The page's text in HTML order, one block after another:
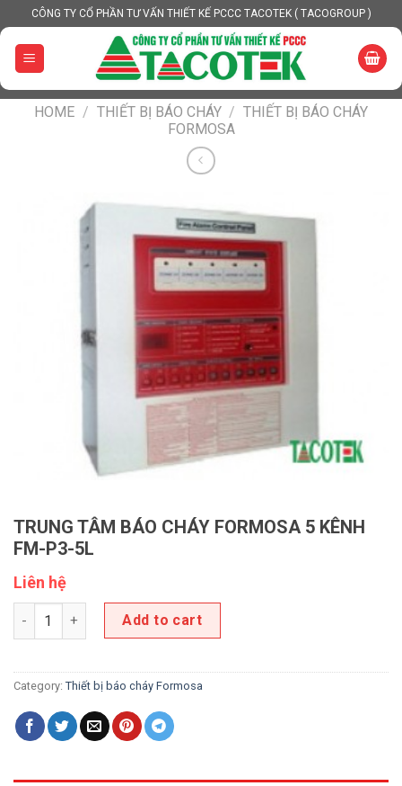
to
content
CÔNG TY CỔ PHẦN TƯ VẤN THIẾT KẾ PCCC TACOTEK ( TACOGROUP )
HOME / THIẾT BỊ BÁO CHÁY / THIẾT BỊ BÁO CHÁY
FORMOSA
TRUNG TÂM BÁO CHÁY FORMOSA 5 KÊNH
FM-P3-5L
Liên hệ
TRUNG TÂM BÁO CHÁY FORMOSA 5 KÊNH FM-P3-5L quantity
Add to cart
Category: Thiết bị báo cháy Formosa